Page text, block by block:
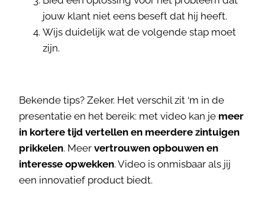
jouw klant niet eens beseft dat hij heeft.
Wijs duidelijk wat de volgende stap moet
zijn.
Bekende tips? Zeker. Het verschil zit ‘m in de
presentatie en het bereik: met video kan je meer
in kortere tijd vertellen en meerdere zintuigen
prikkelen. Meer vertrouwen opbouwen en
interesse opwekken. Video is onmisbaar als jij
een innovatief product biedt.